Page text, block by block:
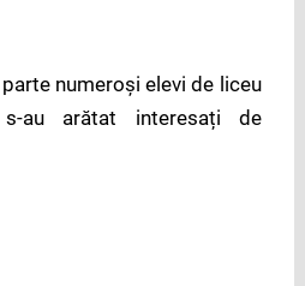
numeroși elevi de liceu
au arătat interesați de